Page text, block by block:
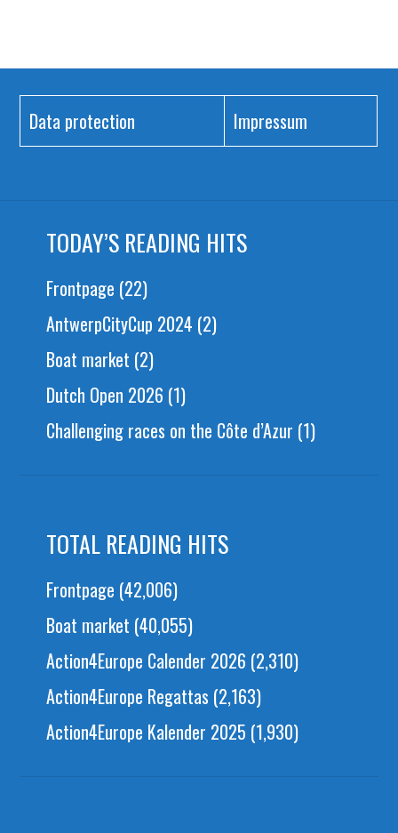
Data protection Impressum
TODAY’S READING HITS
Frontpage (22)
AntwerpCityCup 2024 (2)
Boat market (2)
Dutch Open 2026 (1)
Challenging races on the Côte d’Azur (1)
TOTAL READING HITS
Frontpage (42,006)
Boat market (40,055)
Action4Europe Calender 2026 (2,310)
Action4Europe Regattas (2,163)
Action4Europe Kalender 2025 (1,930)